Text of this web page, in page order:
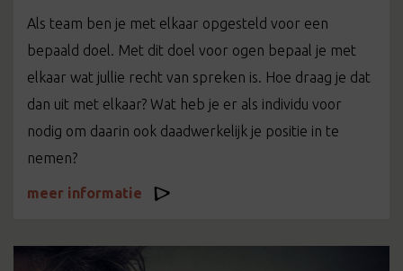
Als team ben je met elkaar opgesteld voor een
bepaald doel. Met dit doel voor ogen bepaal je met
elkaar wat jullie recht van spreken is. Hoe draag je dat
dan uit met elkaar? Wat heb je er als individu voor
nodig om daarin ook daadwerkelijk je positie in te
nemen?
meer informatie